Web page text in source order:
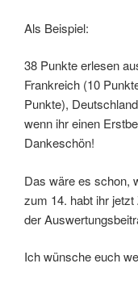
Als Beispiel:
38 Punkte erlesen
Frankreich (10
Punkte),
wenn ihr einen
Dankeschön!
Das wäre es schon,
zum 14. habt ihr
der
Ich wünsche euch